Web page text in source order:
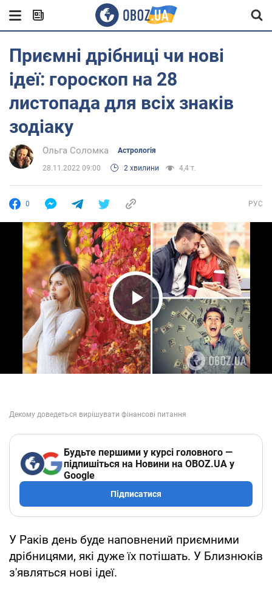
Приємні дрібниці чи нові
ідеї: гороскоп на 28
листопада для всіх знаків
зодіаку
Ольга Соломка Астрологія
28.11.2022 09:00 2 хвилини 4,4 т.
0 РУС
Play Video
Будьте першими у курсі головного —
підпишіться на Новини на OBOZ.UA у
Google
Підписатися
У Раків день буде наповнений приємними
дрібницями, які дуже їх потішать. У Близнюків
з'являться нові ідеї.